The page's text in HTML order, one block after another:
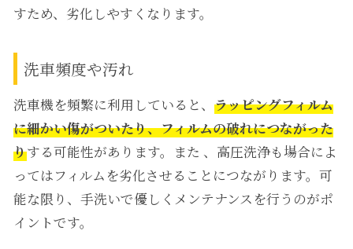
すため、劣化しやすくなります。
洗車頻度や汚れ
洗車機を頻繁に利用していると、 ラッピングフィルム
に細かい傷がついたり、フィルムの破れにつながった
りする可能性があります。また 、高圧洗浄も場合によ
ってはフィルムを劣化させることにつながります。可
能な限り、手洗いで優しくメンテナンスを行うのがポ
イントです。